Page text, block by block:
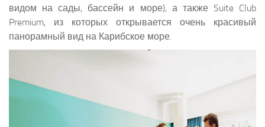
видом на сады, бассейн и море), а также Suite Club
Premium, из которых открывается очень красивый
панорамный вид на Карибское море.